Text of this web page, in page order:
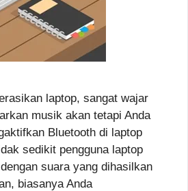
laptop, sangat wajar
musik akan tetapi Anda
Bluetooth di laptop
sedikit pengguna laptop
suara yang dihasilkan
biasanya Anda